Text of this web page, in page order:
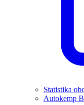
Statistika
Autokemp